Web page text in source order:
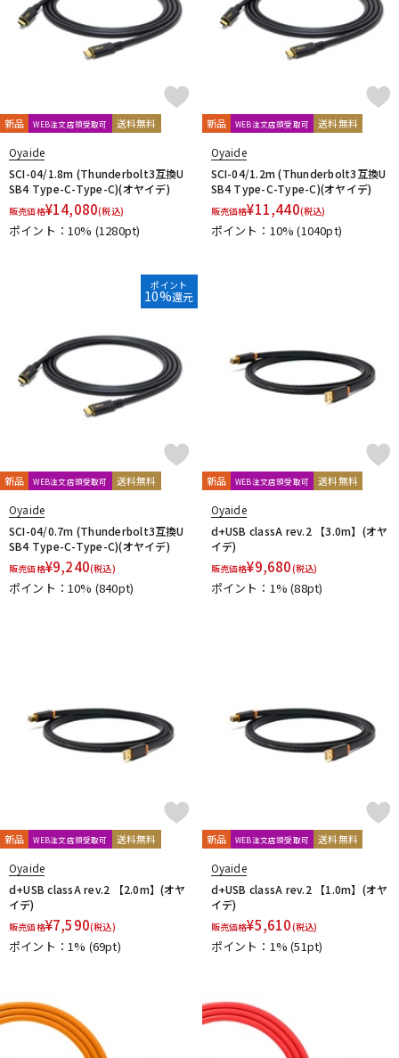
SHURE
SLR Studios SONTRONICS
SONY
SoundCraft
Soyuz SPL SSL(Solid State Logic)
STAX
STEDMAN Superlux
TAKACHI TAMA TANNOY TASCAM
tc electronic
Thermionic Culture
Tonelux
T-REX
TRIAL Triprop TRITON AUDIO
TRUE DYNA
TUBE-TECH
UDG
ULTRASONE
Umbrella Company
United Studio Technologies
VOX-O-RAMA
WesAudio
Wunder Audio
Xvive
ZOOM
他
トーリハン
山本音響工芸
DrAlienSmith
Harrison Audio
新品 WEB注文店頭受取可 送料無料
Oyaide
SCI-04/1.8m (Thunderbolt3互換U
SB4 Type-C-Type-C)(オヤイデ)
販売価格¥14,080(税込)
ポイント：10% (1280pt)
新品 WEB注文店頭受取可 送料無料
Oyaide
SCI-04/1.2m (Thunderbolt3互換U
SB4 Type-C-Type-C)(オヤイデ)
販売価格¥11,440(税込)
ポイント：10%(1040pt)
ポイント
10%還元
新品 WEB注文店頭受取可 送料無料
Oyaide
SCI-04/0.7m (Thunderbolt3互換U
SB4 Type-C-Type-C)(オヤイデ)
販売価格¥9,240(税込)
ポイント：10% (840pt)
新品 WEB注文店頭受取可 送料無料
Oyaide
d+USB classA rev.2 【3.0m】(オヤ
イデ)
販売価格¥9,680(税込)
ポイント：1%(88pt)
新品 WEB注文店頭受取可 送料無料
Oyaide
d+USB classA rev.2 【2.0m】(オヤ
イデ)
販売価格¥7,590(税込)
ポイント：1% (69pt)
新品 WEB注文店頭受取可 送料無料
Oyaide
d+USB classA rev.2 【1.0m】(オヤ
イデ)
販売価格¥5,610(税込)
ポイント：1%(51pt)